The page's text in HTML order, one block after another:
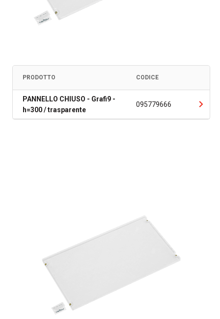
PRODOTTO CODICE
PANNELLO CHIUSO - Grafi9 -
h=300 / trasparente
095779666